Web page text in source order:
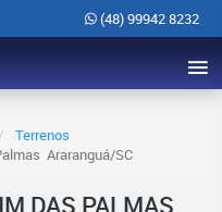
(48) 99942 8232
Terrenos
 Araranguá/SC
DAS PALMAS 